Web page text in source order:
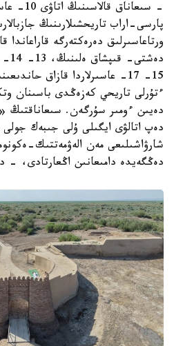
-
پارسى-اراب تاريحشىلارىنىڭ
15- 17- عاسىرلاردا قازاق
دەيىن ءومىر سۇرگەن. سىعاناقتىڭ
دەپ اتالۋى ايگىلى ۇلى جىبەك جولى
شارۋاشىلىعى مەن الەۋمەتتىك-
دەڭگەيدە دامىعانىن اڭعارتادى، -